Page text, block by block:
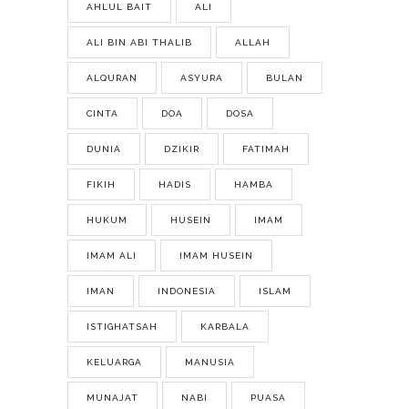
AHLUL BAIT ALI
ALI BIN ABI THALIB ALLAH
ALQURAN ASYURA BULAN
CINTA DOA DOSA
DUNIA DZIKIR FATIMAH
FIKIH HADIS HAMBA
HUKUM HUSEIN IMAM
IMAM ALI IMAM HUSEIN
IMAN INDONESIA ISLAM
ISTIGHATSAH KARBALA
KELUARGA MANUSIA
MUNAJAT NABI PUASA